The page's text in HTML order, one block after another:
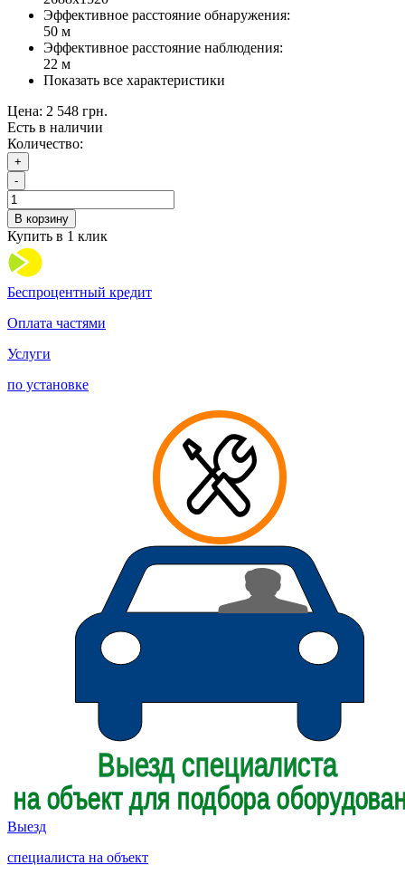
Эффективное расстояние обнаружения:
50 м
Эффективное расстояние наблюдения:
22 м
Показать все характеристики
Цена: 2 548 грн.
Есть в наличии
Количество:
+
-
В корзину
Купить в 1 клик
Беспроцентный кредит
Оплата частями
Услуги
по установке
Выезд
специалиста на объект